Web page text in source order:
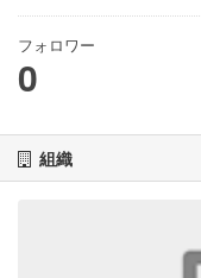
フォロワー
0
組織